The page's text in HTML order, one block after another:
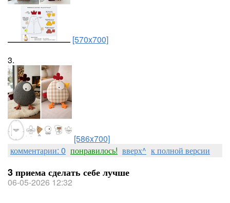
[570x700]
3.
[586x700]
комментарии: 0 понравилось! вверх^ к полной версии
3 приема сделать себе лучше
06-05-2026 12:32